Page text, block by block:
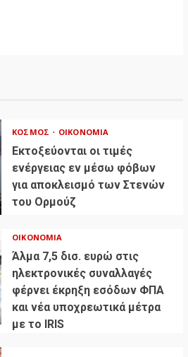
ΚΌΣΜΟΣ ΟΙΚΟΝΟΜΊΑ
Εκτοξεύονται οι τιμές
ενέργειας εν μέσω φόβων
για αποκλεισμό των Στενών
του Ορμούζ
ΟΙΚΟΝΟΜΊΑ
Άλμα 7,5 δισ. ευρώ στις
ηλεκτρονικές συναλλαγές
φέρνει έκρηξη εσόδων ΦΠΑ
και νέα υποχρεωτικά μέτρα
με το IRIS